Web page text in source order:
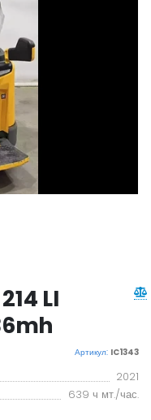
LI
Артикул: IC1343
2021
639 ч мт./час.